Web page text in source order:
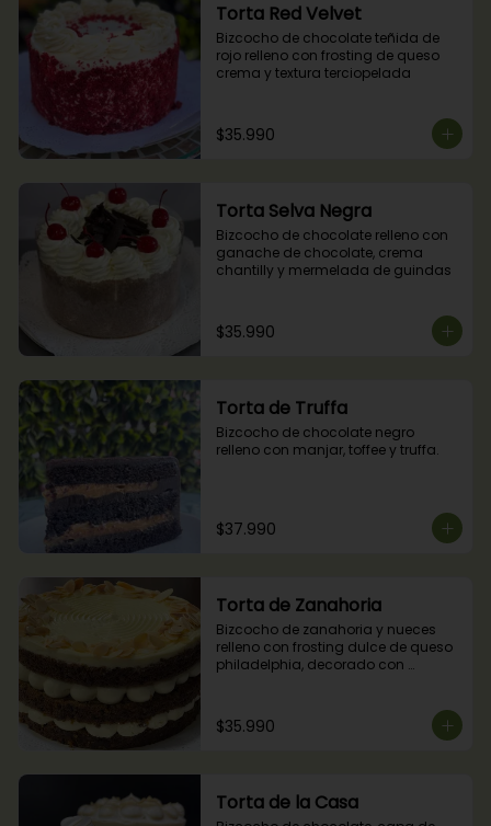
Torta Red Velvet
Bizcocho de chocolate teñida de
rojo relleno con frosting de queso
crema y textura terciopelada
$35.990
Torta Selva Negra
Bizcocho de chocolate relleno con
ganache de chocolate, crema
chantilly y mermelada de guindas
$35.990
Torta de Truffa
Bizcocho de chocolate negro
relleno con manjar, toffee y truffa.
$37.990
Torta de Zanahoria
Bizcocho de zanahoria y nueces
relleno con frosting dulce de queso
philadelphia, decorado con
$35.990
Torta de la Casa